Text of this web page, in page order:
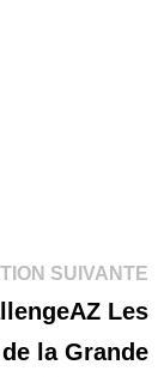
SUIVANTE
Les
la Grande